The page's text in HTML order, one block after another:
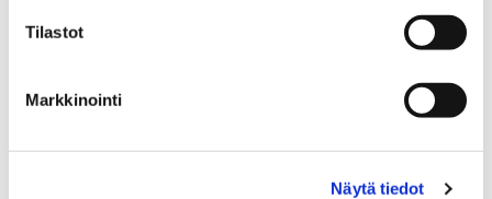
Tilastot
Markkinointi
Näytä tiedot